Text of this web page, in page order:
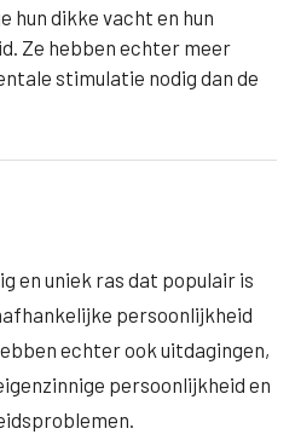
hun dikke vacht en hun
Ze hebben echter meer
stimulatie nodig dan de
en uniek ras dat populair is
persoonlijkheid
echter ook uitdagingen,
persoonlijkheid en